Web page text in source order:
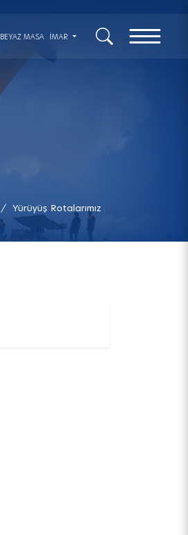
BEYAZ MASA İMAR
/ Yürüyüş Rotalarımız